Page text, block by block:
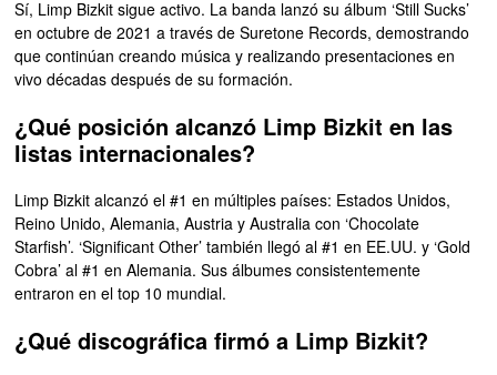
Sí, Limp Bizkit sigue activo. La banda lanzó su álbum ‘Still Sucks’
en octubre de 2021 a través de Suretone Records, demostrando
que continúan creando música y realizando presentaciones en
vivo décadas después de su formación.
¿Qué posición alcanzó Limp Bizkit en las
listas internacionales?
Limp Bizkit alcanzó el #1 en múltiples países: Estados Unidos,
Reino Unido, Alemania, Austria y Australia con ‘Chocolate
Starfish’. ‘Significant Other’ también llegó al #1 en EE.UU. y ‘Gold
Cobra’ al #1 en Alemania. Sus álbumes consistentemente
entraron en el top 10 mundial.
¿Qué discográfica firmó a Limp Bizkit?